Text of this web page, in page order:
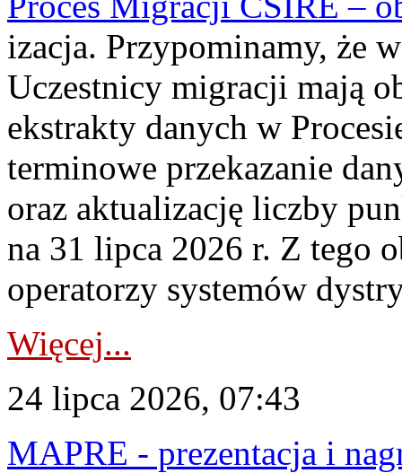
izacja. Przypominamy, że
Uczestnicy migracji mają
ekstrakty danych w
terminowe przekazanie
oraz aktualizację liczby
na 31 lipca 2026 r. Z tego
operatorzy systemów
Więcej...
24 lipca 2026, 07:43
MAPRE - prezentacja i